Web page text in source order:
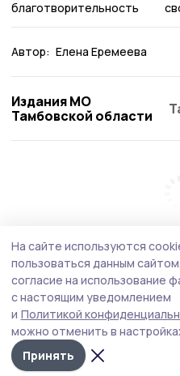
благотворительность
Автор: Елена Еремеева
Издания МО
Тамбовской области
На сайте используются
пользоваться данным
согласие на использование
с настоящим уведомлением
и Политикой
можно отменить в
Принять